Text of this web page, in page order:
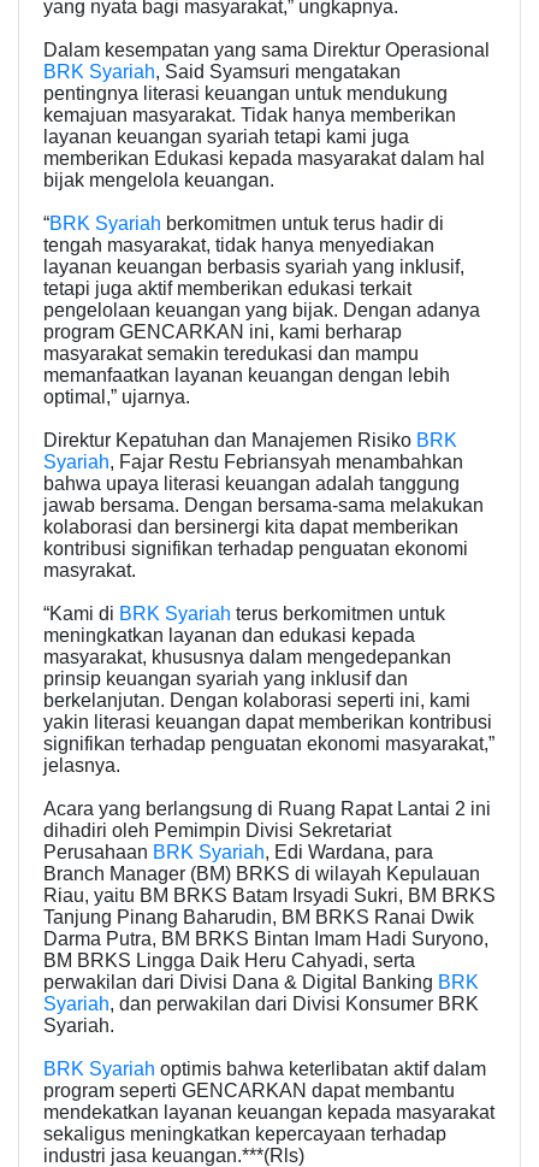
yang nyata bagi masyarakat,” ungkapnya.
Dalam kesempatan yang sama Direktur Operasional
BRK Syariah, Said Syamsuri mengatakan
pentingnya literasi keuangan untuk mendukung
kemajuan masyarakat. Tidak hanya memberikan
layanan keuangan syariah tetapi kami juga
memberikan Edukasi kepada masyarakat dalam hal
bijak mengelola keuangan.
“BRK Syariah berkomitmen untuk terus hadir di
tengah masyarakat, tidak hanya menyediakan
layanan keuangan berbasis syariah yang inklusif,
tetapi juga aktif memberikan edukasi terkait
pengelolaan keuangan yang bijak. Dengan adanya
program GENCARKAN ini, kami berharap
masyarakat semakin teredukasi dan mampu
memanfaatkan layanan keuangan dengan lebih
optimal,” ujarnya.
Direktur Kepatuhan dan Manajemen Risiko BRK
Syariah, Fajar Restu Febriansyah menambahkan
bahwa upaya literasi keuangan adalah tanggung
jawab bersama. Dengan bersama-sama melakukan
kolaborasi dan bersinergi kita dapat memberikan
kontribusi signifikan terhadap penguatan ekonomi
masyrakat.
“Kami di BRK Syariah terus berkomitmen untuk
meningkatkan layanan dan edukasi kepada
masyarakat, khususnya dalam mengedepankan
prinsip keuangan syariah yang inklusif dan
berkelanjutan. Dengan kolaborasi seperti ini, kami
yakin literasi keuangan dapat memberikan kontribusi
signifikan terhadap penguatan ekonomi masyarakat,”
jelasnya.
Acara yang berlangsung di Ruang Rapat Lantai 2 ini
dihadiri oleh Pemimpin Divisi Sekretariat
Perusahaan BRK Syariah, Edi Wardana, para
Branch Manager (BM) BRKS di wilayah Kepulauan
Riau, yaitu BM BRKS Batam Irsyadi Sukri, BM BRKS
Tanjung Pinang Baharudin, BM BRKS Ranai Dwik
Darma Putra, BM BRKS Bintan Imam Hadi Suryono,
BM BRKS Lingga Daik Heru Cahyadi, serta
perwakilan dari Divisi Dana & Digital Banking BRK
Syariah, dan perwakilan dari Divisi Konsumer BRK
Syariah.
BRK Syariah optimis bahwa keterlibatan aktif dalam
program seperti GENCARKAN dapat membantu
mendekatkan layanan keuangan kepada masyarakat
sekaligus meningkatkan kepercayaan terhadap
industri jasa keuangan.***(Rls)